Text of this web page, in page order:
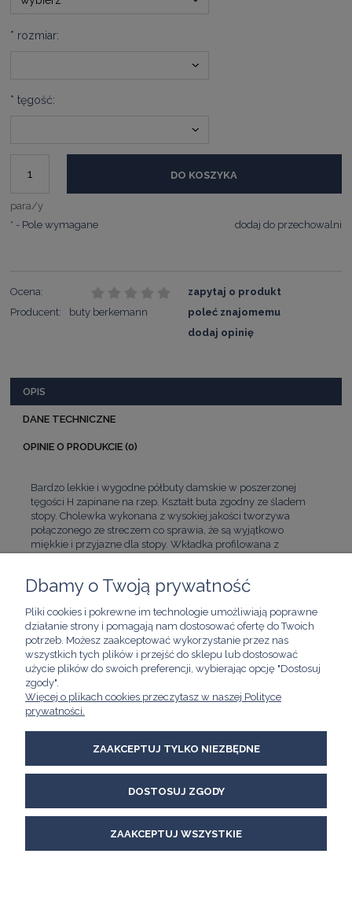
* rozmiar:
* tęgość:
para/y
DO KOSZYKA
dodaj do przechowalni
* - Pole wymagane
Ocena:
Producent:
buty berkemann
zapytaj o produkt
poleć znajomemu
dodaj opinię
OPIS
DANE TECHNICZNE
OPINIE O PRODUKCIE (0)
Bardzo lekkie i wygodne półbuty damskie w poszerzonej
tęgości H zapinane na rzep. Kształt buta zgodny ze śladem
stopy. Cholewka wykonana z wysokiej jakości tworzywa
połączonego ze streczem co sprawia, że są wyjątkowo
miękkie i przyjazne dla stopy. Wkładka profilowana z
ZAKUPY
POMOC
Kawimet W. Bunia i Spółka, Spółka Jawna
01-230 Warszawa
email:kawimet@kawimet.pl
Dbamy o Twoją prywatność
Pliki cookies i pokrewne im technologie umożliwiają poprawne
działanie strony i pomagają nam dostosować ofertę do Twoich
potrzeb. Możesz zaakceptować wykorzystanie przez nas
wszystkich tych plików i przejść do sklepu lub dostosować
użycie plików do swoich preferencji, wybierając opcję "Dostosuj
zgody".
Więcej o plikach cookies przeczytasz w naszej Polityce
prywatności.
ZAAKCEPTUJ TYLKO NIEZBĘDNE
DOSTOSUJ ZGODY
ZAAKCEPTUJ WSZYSTKIE